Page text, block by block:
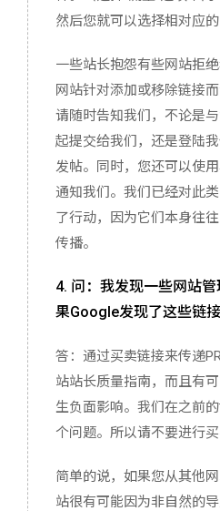
然后您就可以选择相对应的
一些站长抱怨有些网站拒
网站针对添加或移除链接
请随时告知我们，不论是
起提交给我们，还是登陆
发帖。同时，您还可以使
通知我们。我们已经对此
了行动，因为它们本身往
传播。
4. 问：我发现一些网站
果Google发现了这些链
答：通过买卖链接来传递
站站长质量指南，而且有
生负面影响。我们在之前
个问题。所以请不要进行买
简单的说，如果您从其他
站很有可能因为非自然的